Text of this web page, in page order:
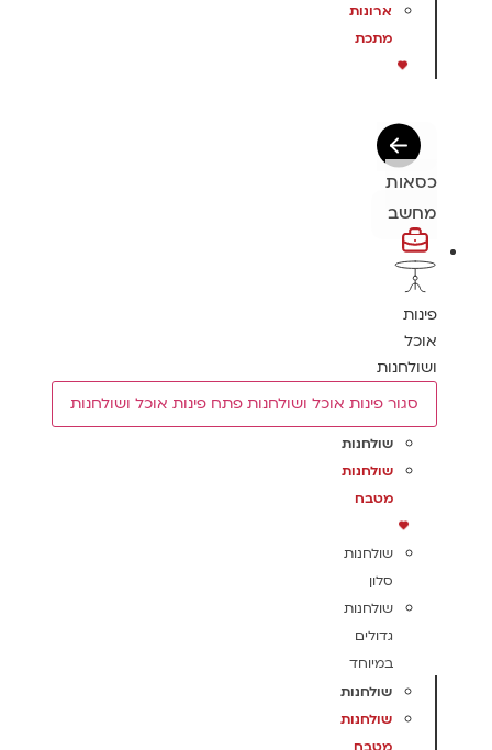
ארונות
מתכת
כסאות
מחשב
פינות
אוכל
ושולחנות
סגור פינות אוכל ושולחנות פתח פינות אוכל ושולחנות
שולחנות
שולחנות
מטבח
שולחנות
סלון
שולחנות
גדולים
במיוחד
שולחנות
שולחנות